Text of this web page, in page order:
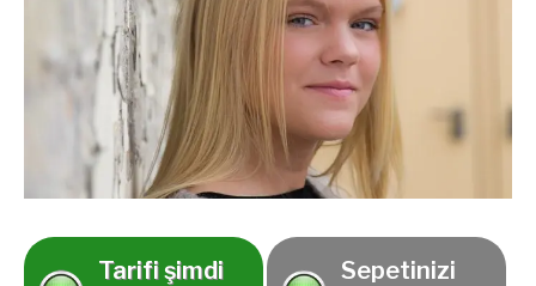
Tarifi şimdi
Sepetinizi